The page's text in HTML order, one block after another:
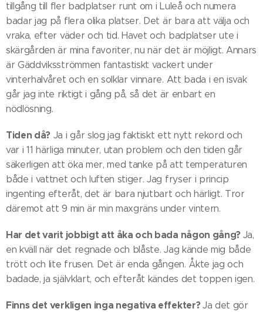
tillgång till fler badplatser runt om i Luleå och numera
badar jag på flera olika platser. Det är bara att välja och
vraka, efter väder och tid. Havet och badplatser ute i
skärgården är mina favoriter, nu när det är möjligt. Annars
är Gäddviksströmmen fantastiskt vackert under
vinterhalvåret och en solklar vinnare. Att bada i en isvak
går jag inte riktigt i gång på, så det är enbart en
nödlösning.
Tiden då? Ja i går slog jag faktiskt ett nytt rekord och
var i 11 härliga minuter, utan problem och den tiden går
säkerligen att öka mer, med tanke på att temperaturen
både i vattnet och luften stiger. Jag fryser i princip
ingenting efteråt, det är bara njutbart och härligt. Tror
däremot att 9 min är min maxgräns under vintern.
Har det varit jobbigt att åka och bada någon gång? Ja,
en kväll när det regnade och blåste. Jag kände mig både
trött och lite frusen. Det är enda gången. Åkte jag och
badade, ja självklart, och efteråt kändes det toppen igen.
Finns det verkligen inga negativa effekter?Ja det gör